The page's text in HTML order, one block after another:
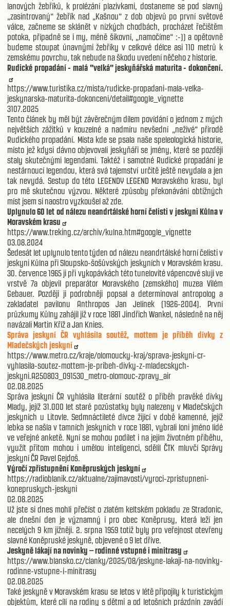
lanových žebříků, k prolézání plazivkami, dostaneme se pod slavný
„zasintrovaný“ žebřík nad „Kašnou“ z dob objevů po první světové
válce, začneme se sklánět v nízkých chodbách, procházet řečištěm
potoka, případně se i my, méně šikovní, „namočíme“ :-)) a opětovně
budeme stoupat únavnými žebříky v celkové délce asi 110 metrů k
zemskému povrchu, tak nebude na škodu uvedení něčeho z historie.
Rudické propadání - malá "velká" jeskyňářská maturita - dokončení.
https://www.turistika.cz/mista/rudicke-propadani-mala-velka-
jeskynarska-maturita-dokonceni/detail#google_vignette
3107.2025
Tento článek by měl být závěrečným dílem povídání o jednom z mých
největších zážitků v kouzelné a nadmíru nevšední „neživé“ přírodě
Rudického propadání. Místa kde se psala naše speleologická historie,
místo jež kdysi dávno objevovali jeskyňáři se jmény, které se později
staly skutečnými legendami. Taktéž i samotné Rudické propadání je
nestárnoucí legendou, která svá tajemství určitě ještě nevydala a jen
tak nevydá. Sestup do této LEGENDY LEGEND Moravského krasu, byl
pro mě skutečnou výzvou. Některé způsoby překonávání obtížných
míst jsem si naostro vyzkoušel až zde.
Uplynulo 60 let od nálezu neandrtálské horní čelisti v jeskyni Kůlna v
Moravském krasu
https://www.treking.cz/archiv/kulna.htm#google_vignette
03.08.2024
Šedesát let uplynulo tento týden od nálezu neandrtálské horní čelisti v
jeskyni Kůlna při Sloupsko-šošůvských jeskyních v Moravském krasu.
30. července 1965 ji při vykopávkách této tunelovité vápencové sluji ve
vrstvě 7a objevil preparátor Moravského (zemského) muzea Vilém
Gebauer. Později ji podrobněji popsal a determinoval antropolog a
zakladatel pavilonu Anthropos Jan Jelínek (1926-2004). První
průzkumy Kůlny zahájil již v roce 1881 Jindřich Wankel, následně na něj
navázali Martin Kříž a Jan Knies.
Správa jeskyní ČR vyhlásila soutěž, mottem je příběh dívky z
Mladečských jeskyní
https://www.metro.cz/kraje/olomoucky-kraj/sprava-jeskyni-cr-
vyhlasila-soutez-mottem-je-pribeh-divky-z-mladecskych-
jeskyni.A250803_091530_metro-olomouc-zpravy_air
02.08.2025
Správa jeskyní ČR vyhlásila literární soutěž o příběh pravěké dívky
Mlady, jejíž 31.000 let staré pozůstatky byly nalezeny v Mladečských
jeskyních u Litovle. Sedmnáctileté dívce žijící v době kamenné, jejíž
lebka se našla v tamních jeskyních v roce 1881, vybrali loni jméno lidé
ve veřejné anketě. Nyní se mohou podílet i na jejím životném příběhu,
využít přitom mohou i umělou inteligenci, sdělil ČTK mluvčí Správy
jeskyní ČR Pavel Gejdoš.
Výročí zpřístupnění Koněpruských jeskyní
https://radioblanik.cz/aktualne/zajimavosti/vyroci-zpristupneni-
konepruskych-jeskyni
02.08.2025
Už jste si dnes mohli přečíst o zlatém keltském pokladu ze Stradonic,
ale dnešní den je významný i pro obec Koněprusy, která leží jen
necelých 9 km jižněji. 2. srpna 1959 totiž byly pro veřejnost otevřeny
slavné Koněpruské jeskyně, objevené o 9 let dříve.
Jeskyně lákají na novinky – rodinné vstupné i minitrasy
https://www.blansko.cz/clanky/2025/08/jeskyne-lakaji-na-novinky-
rodinne-vstupne-i-minitrasy
02.08.2025
Také jeskyně v Moravském krasu se letos v létě připojily k turistickým
objektům, které cílí na rodiny s dětmi a od letošních prázdnin zavádí